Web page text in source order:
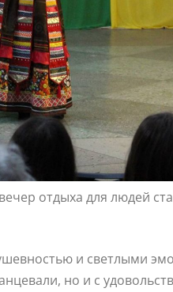
отдыха для людей
и светлыми
но и с